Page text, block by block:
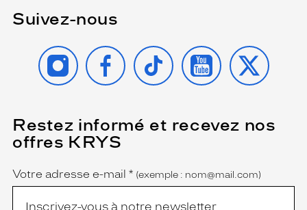
Suivez-nous
INSTAGRAMFACEBOOK
TIKTOK YOUTUBE
X
Restez informé et recevez nos
offres KRYS
Name
Votre adresse e-mail *
(Ce
champ
est
(exemple : nom@mail.com)